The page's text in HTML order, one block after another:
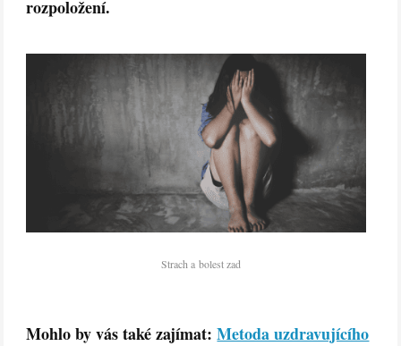
rozpoložení.
Strach a bolest zad
Mohlo by vás také zajímat:Metoda uzdravujícího